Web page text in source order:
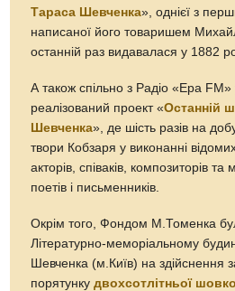
Тараса Шевченка», однієї з
написаної його товаришем
останній раз видавалася у 1882
А також спільно з Радіо «Ера FM»
реалізований проект «Останній
Шевченка», де шість разів на
твори Кобзаря у виконанні
акторів, співаків, композиторів та
поетів і письменників.
Окрім того, Фондом М.Томенка
Літературно-меморіальному
Шевченка (м.Київ) на здійснення
порятункудвохсотлітньої